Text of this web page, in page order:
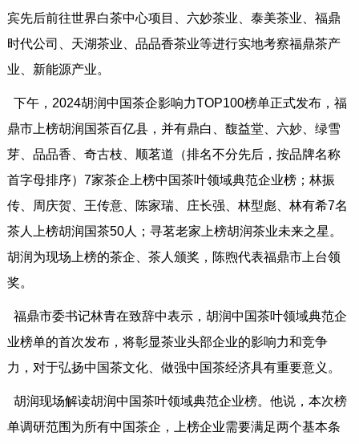
宾先后前往世界白茶中心项目、六妙茶业、泰美茶业、福鼎
时代公司、天湖茶业、品品香茶业等进行实地考察福鼎茶产
业、新能源产业。
下午，2024胡润中国茶企影响力TOP100榜单正式发布，福
鼎市上榜胡润国茶百亿县，并有鼎白、馥益堂、六妙、绿雪
芽、品品香、奇古枝、顺茗道（排名不分先后，按品牌名称
首字母排序）7家茶企上榜中国茶叶领域典范企业榜；林振
传、周庆贺、王传意、陈家瑞、庄长强、林型彪、林有希7名
茶人上榜胡润国茶50人；寻茗老家上榜胡润茶业未来之星。
胡润为现场上榜的茶企、茶人颁奖，陈煦代表福鼎市上台领
奖。
福鼎市委书记林青在致辞中表示，胡润中国茶叶领域典范企
业榜单的首次发布，将彰显茶业头部企业的影响力和竞争
力，对于弘扬中国茶文化、做强中国茶经济具有重要意义。
胡润现场解读胡润中国茶叶领域典范企业榜。他说，本次榜
单调研范围为所有中国茶企，上榜企业需要满足两个基本条